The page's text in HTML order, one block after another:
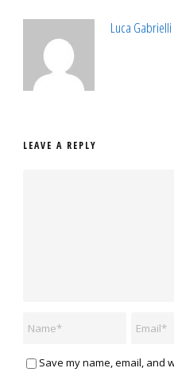
Luca Gabrielli
LEAVE A REPLY
Save my name, email, and